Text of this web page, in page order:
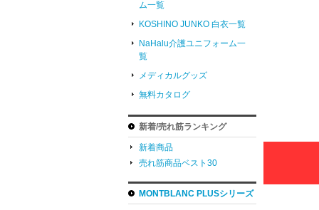
ム一覧
KOSHINO JUNKO 白衣一覧
NaHalu介護ユニフォーム一
覧
メディカルグッズ
無料カタログ
新着/売れ筋ランキング
新着商品
売れ筋商品ベスト30
MONTBLANC PLUSシリーズ